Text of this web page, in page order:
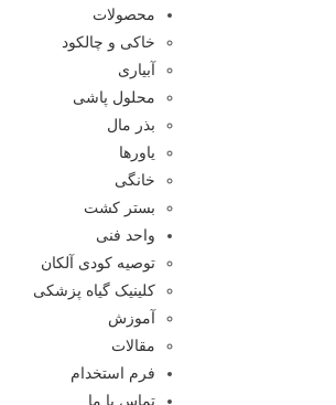
محصولات
خاکی و چالکود
آبیاری
محلول پاشی
بذر مال
یاورها
خانگی
بستر کشت
واحد فنی
توصیه کودی آلکان
کلینیک گیاه پزشکی
آموزش
مقالات
فرم استخدام
تماس با ما